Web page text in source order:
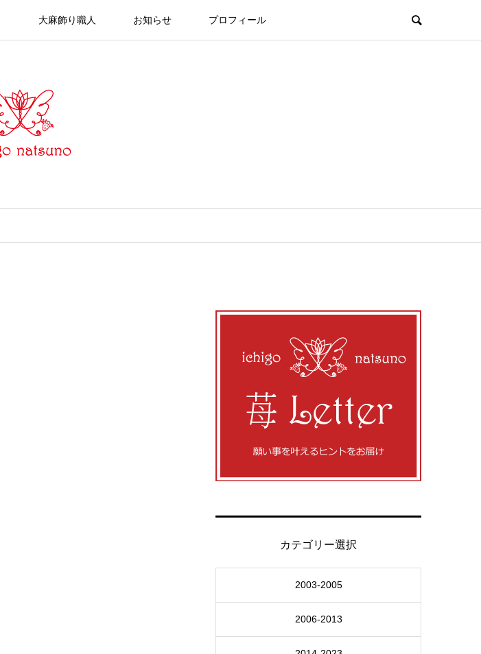
大麻飾り職人 お知らせ プロフィール
カテゴリー選択
2003-2005
2006-2013